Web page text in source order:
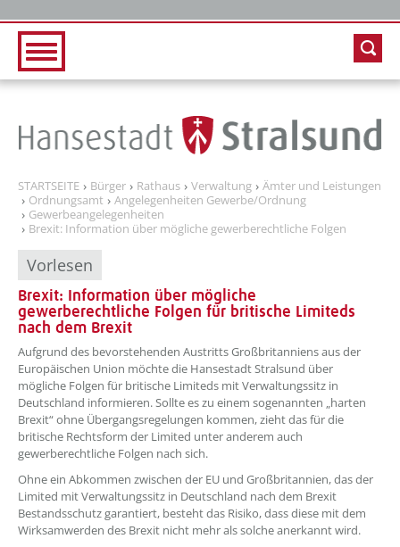
STARTSEITE Bürger Rathaus Verwaltung
Ämter und Leistungen
Ordnungsamt
Angelegenheiten Gewerbe/Ordnung
Gewerbeangelegenheiten
Brexit: Information über mögliche gewerberechtliche Folgen
Vorlesen
Brexit: Information über mögliche
gewerberechtliche Folgen für britische Limiteds
nach dem Brexit
Aufgrund des bevorstehenden Austritts Großbritanniens aus der
Europäischen Union möchte die Hansestadt Stralsund über
mögliche Folgen für britische Limiteds mit Verwaltungssitz in
Deutschland informieren. Sollte es zu einem sogenannten „harten
Brexit“ ohne Übergangsregelungen kommen, zieht das für die
britische Rechtsform der Limited unter anderem auch
gewerberechtliche Folgen nach sich.
Ohne ein Abkommen zwischen der EU und Großbritannien, das der
Limited mit Verwaltungssitz in Deutschland nach dem Brexit
Bestandsschutz garantiert, besteht das Risiko, dass diese mit dem
Wirksamwerden des Brexit nicht mehr als solche anerkannt wird.